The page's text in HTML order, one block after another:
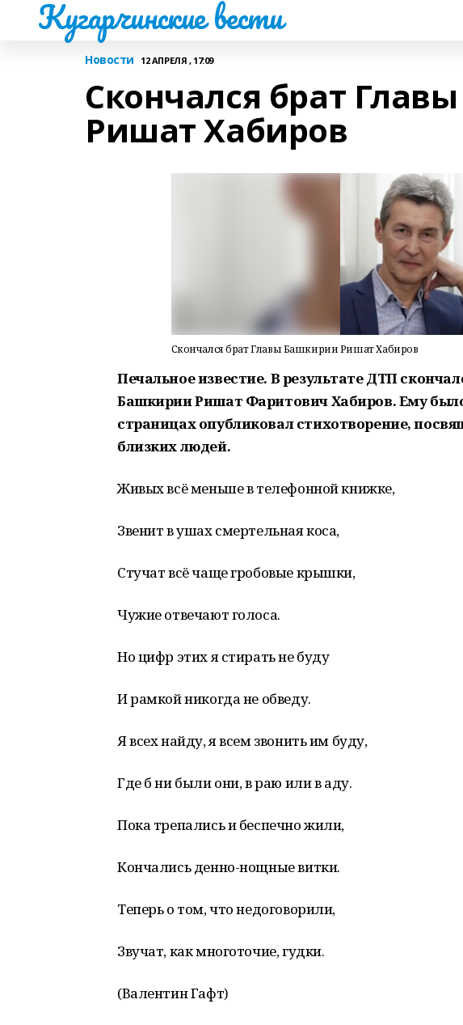
Кугарчинские вести
Новости 12 АПРЕЛЯ , 17:09
Скончался брат
Ришат Хабиров
Скончался брат Главы Башкирии Ришат Хабиров
Печальное известие. В результате ДТП
Башкирии Ришат Фаритович Хабиров. Ему
страницах опубликовал стихотворение,
близких людей.
Живых всё меньше в телефонной книжке,
Звенит в ушах смертельная коса,
Стучат всё чаще гробовые крышки,
Чужие отвечают голоса.
Но цифр этих я стирать не буду
И рамкой никогда не обведу.
Я всех найду, я всем звонить им буду,
Где б ни были они, в раю или в аду.
Пока трепались и беспечно жили,
Кончались денно-нощные витки.
Теперь о том, что недоговорили,
Звучат, как многоточие, гудки.
(Валентин Гафт)